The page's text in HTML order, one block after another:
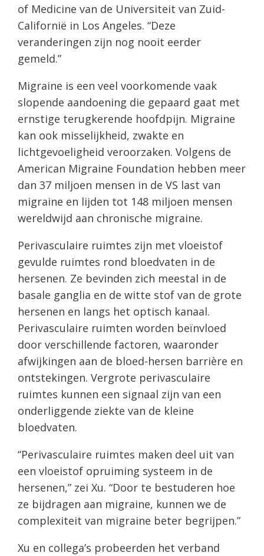
of Medicine van de Universiteit van Zuid-
Californië in Los Angeles. “Deze
veranderingen zijn nog nooit eerder
gemeld.”
Migraine is een veel voorkomende vaak
slopende aandoening die gepaard gaat met
ernstige terugkerende hoofdpijn. Migraine
kan ook misselijkheid, zwakte en
lichtgevoeligheid veroorzaken. Volgens de
American Migraine Foundation hebben meer
dan 37 miljoen mensen in de VS last van
migraine en lijden tot 148 miljoen mensen
wereldwijd aan chronische migraine.
Perivasculaire ruimtes zijn met vloeistof
gevulde ruimtes rond bloedvaten in de
hersenen. Ze bevinden zich meestal in de
basale ganglia en de witte stof van de grote
hersenen en langs het optisch kanaal.
Perivasculaire ruimten worden beïnvloed
door verschillende factoren, waaronder
afwijkingen aan de bloed-hersen barrière en
ontstekingen. Vergrote perivasculaire
ruimtes kunnen een signaal zijn van een
onderliggende ziekte van de kleine
bloedvaten.
“Perivasculaire ruimtes maken deel uit van
een vloeistof opruiming systeem in de
hersenen,” zei Xu. “Door te bestuderen hoe
ze bijdragen aan migraine, kunnen we de
complexiteit van migraine beter begrijpen.”
Xu en collega’s probeerden het verband